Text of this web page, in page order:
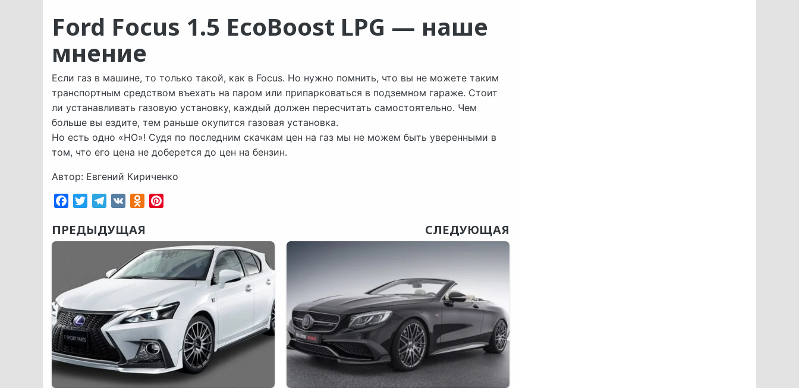
Ford Focus 1.5 EcoBoost LPG — наше
мнение
Если газ в машине, то только такой, как в Focus. Но нужно помнить, что вы не можете таким
транспортным средством въехать на паром или припарковаться в подземном гараже. Стоит
ли устанавливать газовую установку, каждый должен пересчитать самостоятельно. Чем
больше вы ездите, тем раньше окупится газовая установка.
Но есть одно «НО»! Судя по последним скачкам цен на газ мы не можем быть уверенными в
том, что его цена не доберется до цен на бензин.
Автор: Евгений Кириченко
FacebookTwitterTelegram
VK Odnoklassniki
ПРЕДЫДУЩАЯ СЛЕДУЮЩАЯ